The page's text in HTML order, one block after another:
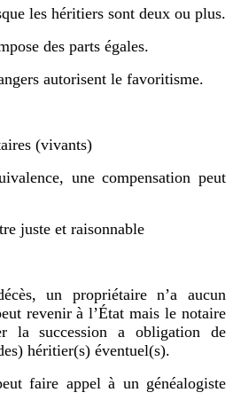
les héritiers sont deux ou plus.
des parts égales.
autorisent le favoritisme.
(vivants)
une compensation peut
juste et raisonnable
un propriétaire n’a aucun
revenir à l’État mais le notaire
la succession a obligation de
héritier(s) éventuel(s).
faire appel à un généalogiste